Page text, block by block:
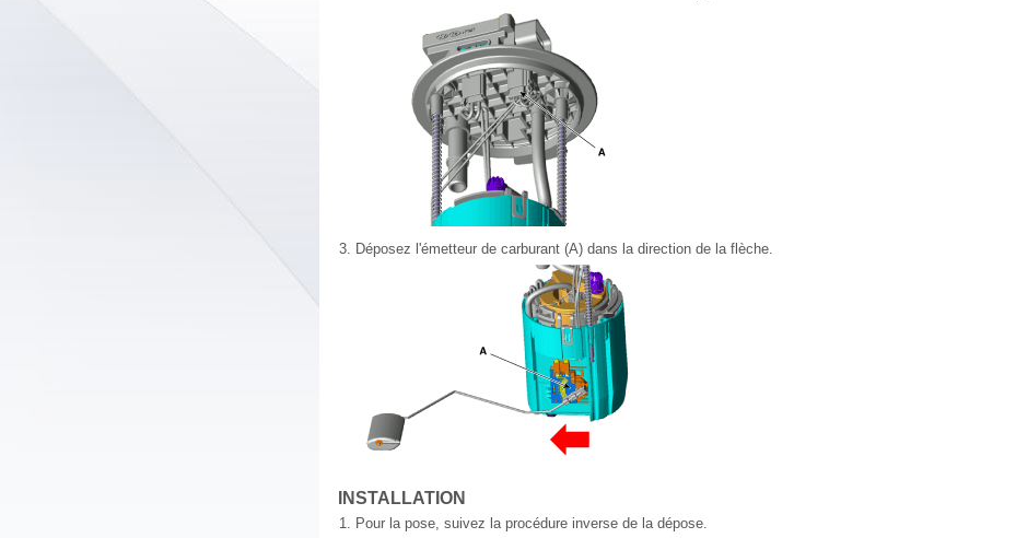
3. Déposez l'émetteur de carburant (A) dans la direction de la flèche.
INSTALLATION
1. Pour la pose, suivez la procédure inverse de la dépose.